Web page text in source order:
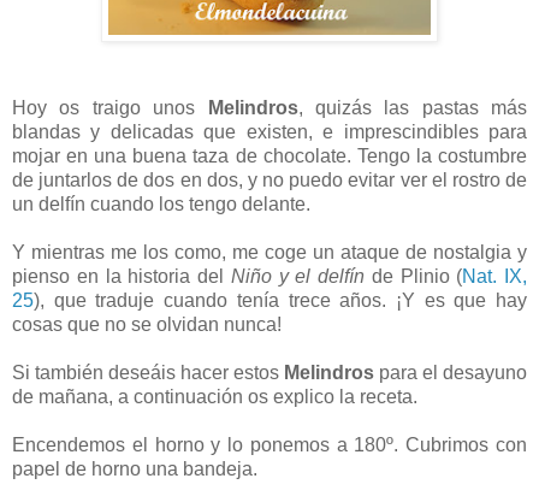
Hoy os traigo unos Melindros, quizás las pastas más
blandas y delicadas que existen, e imprescindibles para
mojar en una buena taza de chocolate. Tengo la costumbre
de juntarlos de dos en dos, y no puedo evitar ver el rostro de
un delfín cuando los tengo delante.
Y mientras me los como, me coge un ataque de nostalgia y
pienso en la historia del Niño y el delfín de Plinio (Nat. IX,
25), que traduje cuando tenía trece años. ¡Y es que hay
cosas que no se olvidan nunca!
Si también deseáis hacer estos Melindros para el desayuno
de mañana, a continuación os explico la receta.
Encendemos el horno y lo ponemos a 180º. Cubrimos con
papel de horno una bandeja.